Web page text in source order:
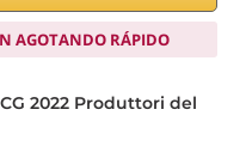
AGOTANDO RÁPIDO
2022 Produttori del